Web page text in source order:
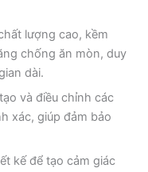
lượng cao, kềm
chống ăn mòn, duy
dài.
và điều chỉnh các
xác, giúp đảm bảo
kế để tạo cảm giác